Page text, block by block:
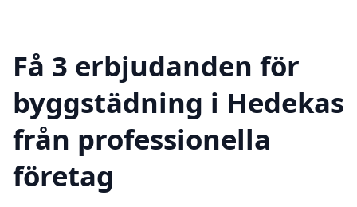
Få 3 erbjudanden för
byggstädning i Hedekas
från professionella
företag